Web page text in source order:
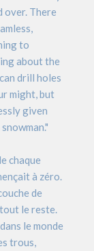
over. There
to
about the
drill holes
might, but
given
chaque
à zéro.
de
le reste.
le monde
trous,